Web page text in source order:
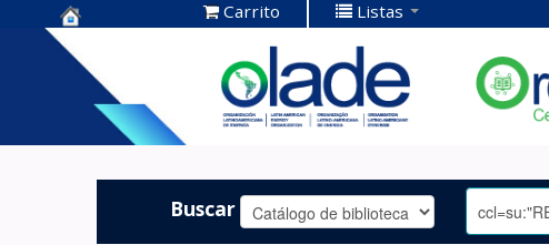
Centro de
Documentación
OLADE -
Carrito Listas
Buscar